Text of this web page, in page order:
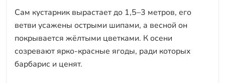
Сам кустарник вырастает до 1,5–3 метров, его
ветви усажены острыми шипами, а весной он
покрывается жёлтыми цветками. К осени
созревают ярко-красные ягоды, ради которых
барбарис и ценят.